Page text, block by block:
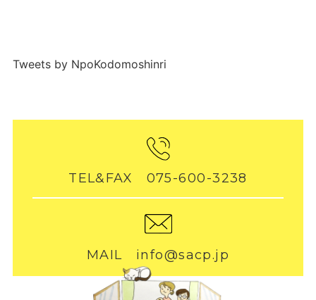
Tweets by NpoKodomoshinri
TEL&FAX 075-600-3238
MAIL info@sacp.jp